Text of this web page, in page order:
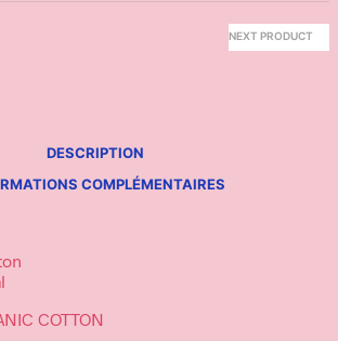
NEXT PRODUCT
DESCRIPTION
COMPLÉMENTAIRES
COTTON